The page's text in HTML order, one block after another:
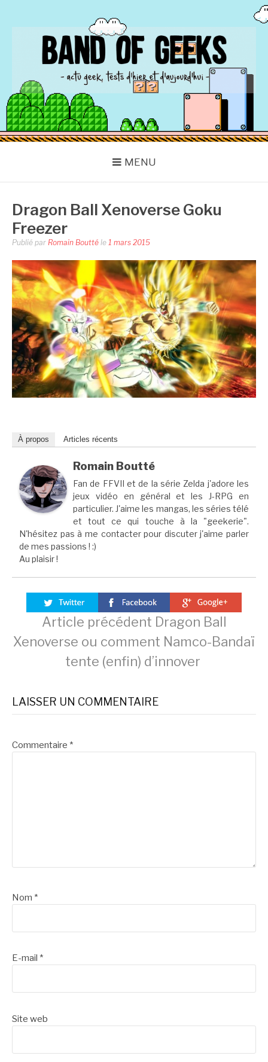
BAND OF GEEKS
Actu Geek d'hier et d'aujourd'hui
MENU
Dragon Ball Xenoverse Goku
Freezer
Publié par Romain Boutté le 1 mars 2015
À propos Articles récents
Romain Boutté
Fan de FFVII et de la série Zelda j'adore les
jeux vidéo en général et les J-RPG en
particulier. J'aime les mangas, les séries télé
et tout ce qui touche à la "geekerie".
N'hésitez pas à me contacter pour discuter j'aime parler
de mes passions ! :)
Au plaisir !
Lire
suite
Article précédent Dragon Ball
Xenoverse ou comment Namco-Bandaï
tente (enfin) d’innover
LAISSER UN COMMENTAIRE
Commentaire *
Nom *
E-mail *
Site web